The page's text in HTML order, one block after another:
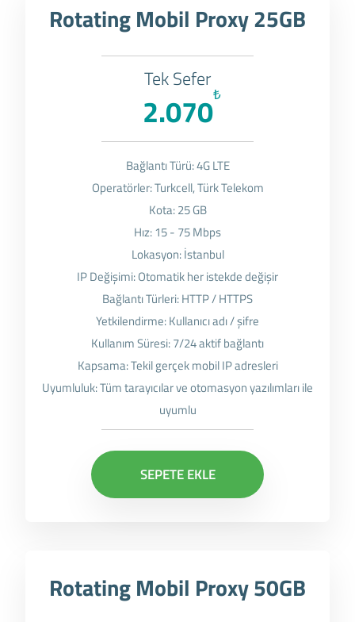
Rotating Mobil Proxy 25GB
Tek Sefer
₺
2.070
Bağlantı Türü: 4G LTE
Operatörler: Turkcell, Türk Telekom
Kota: 25 GB
Hız: 15 - 75 Mbps
Lokasyon: İstanbul
IP Değişimi: Otomatik her istekde değişir
Bağlantı Türleri: HTTP / HTTPS
Yetkilendirme: Kullanıcı adı / şifre
Kullanım Süresi: 7/24 aktif bağlantı
Kapsama: Tekil gerçek mobil IP adresleri
Uyumluluk: Tüm tarayıcılar ve otomasyon yazılımları ile
uyumlu
SEPETE EKLE
Rotating Mobil Proxy 50GB